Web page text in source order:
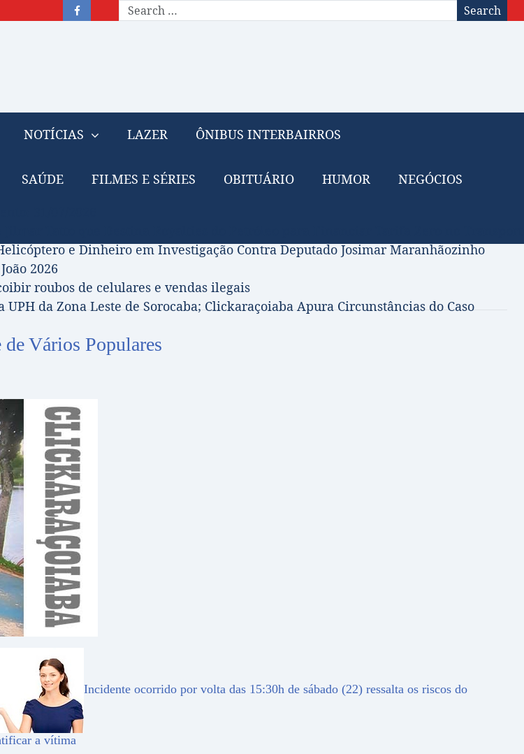
Search
NOTÍCIAS LAZER ÔNIBUS INTERBAIRROS
SAÚDE FILMES E SÉRIES OBITUÁRIO HUMOR NEGÓCIOS
e Dinheiro em Investigação Contra Deputado Josimar Maranhãozinho
2026
roubos de celulares e vendas ilegais
da Zona Leste de Sorocaba; Clickaraçoiaba Apura Circunstâncias do Caso
Vários Populares
Incidente ocorrido por volta das 15:30h de sábado (22) ressalta os riscos do
a vítima